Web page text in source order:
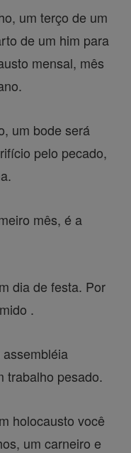
um terço de um
de um him para
mensal, mês
um bode será
pelo pecado,
mês, é a
dia de festa. Por
.
trabalho pesado.
holocausto você
um carneiro e